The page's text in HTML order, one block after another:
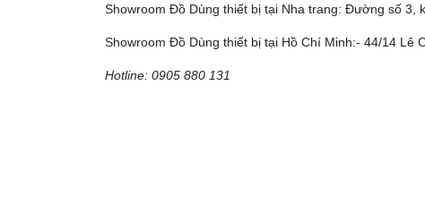
Showroom Đồ Dùng thiết bị tại Nha trang: Đường số 3,
Showroom Đồ Dùng thiết bị tại Hồ Chí Minh:- 44/14 Lê
Hotline: 0905 880 131